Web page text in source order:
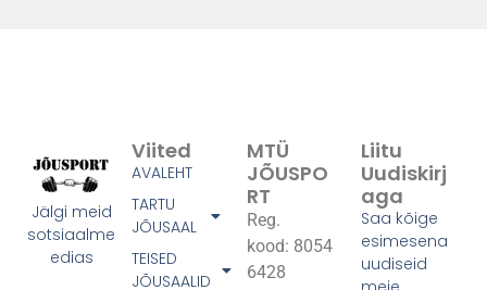
Jälgi meid
sotsiaalme
edias
MTÜ
JÕUSPO
RT
Reg.
kood: 8054
6428
Viited
AVALEHT
TARTU
JÕUSAAL
TEISED
JÕUSAALID
Liitu
Uudiskirj
Aga
Saa kõige
esimesena
uudiseid